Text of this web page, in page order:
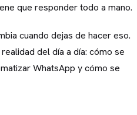
que responder todo a mano.
cuando dejas de hacer eso.
del día a día: cómo se
WhatsApp y cómo se